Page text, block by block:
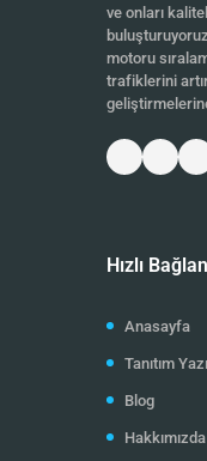
ve onları
motoru
trafiklerini
Hızlı
Anasayfa
Tanıtım
Blog
Hakkımızda